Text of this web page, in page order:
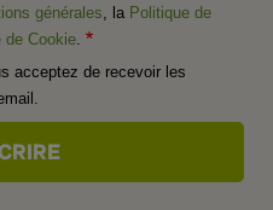
générales , la Politique de
de Cookie
acceptez de recevoir les